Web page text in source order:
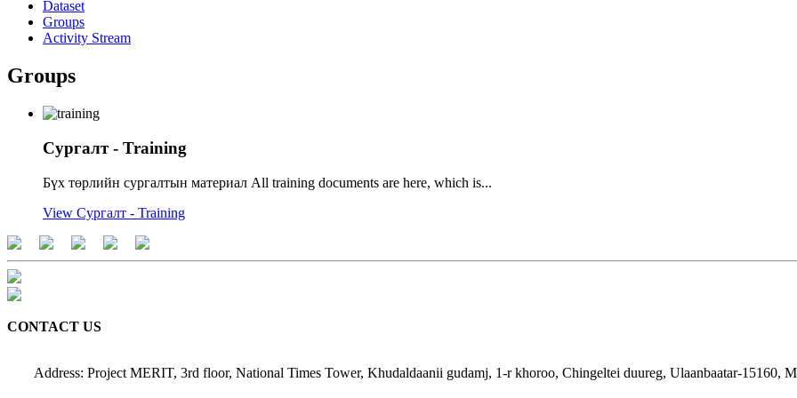
Dataset
Groups
Activity Stream
Groups
Сургалт - Training
Бүх төрлийн сургалтын материал All training documents are here, which is...
View Сургалт - Training
CONTACT US
Address: Project MERIT, 3rd floor, National Times Tower, Khudaldaanii gudamj, 1-r khoroo, Chingeltei duureg, Ulaanbaatar-15160,